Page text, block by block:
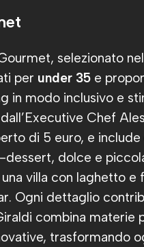
selezionato
per under 35 e
in modo inclusivo e
Chef
di 5 euro, e include
dolce e
villa con laghetto
Ogni dettaglio
combina materie
trasformando